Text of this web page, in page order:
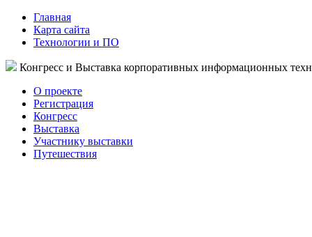
Главная
Карта сайта
Технологии и ПО
Конгресс и Выставка корпоративных информационных
О проекте
Регистрация
Конгресс
Выставка
Участнику выставки
Путешествия